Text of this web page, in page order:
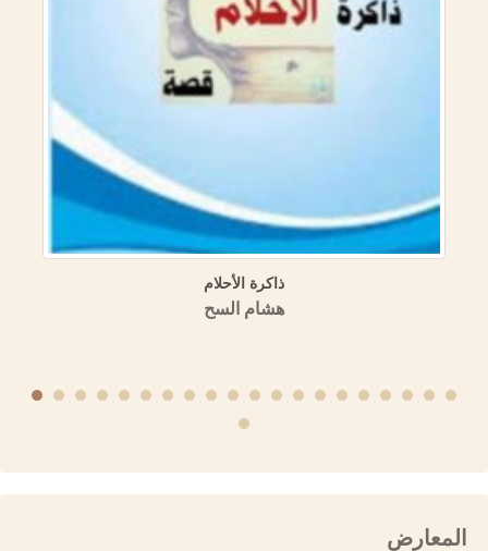
ذاكرة الأحلام
هشام السح
المعارض